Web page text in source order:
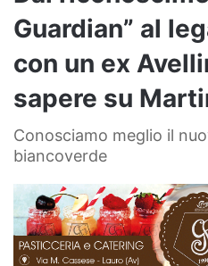
Guardian” al
con un ex
sapere su
Conosciamo meglio il
biancoverde